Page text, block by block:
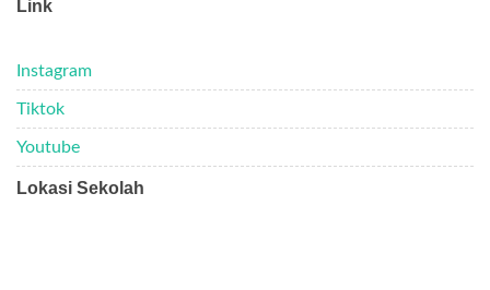
Link
Instagram
Tiktok
Youtube
Lokasi Sekolah